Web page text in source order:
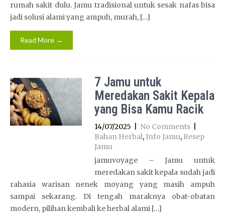
rumah sakit dulu. Jamu tradisional untuk sesak nafas bisa
jadi solusi alami yang ampuh, murah, […]
Read More →
7 Jamu untuk
Meredakan Sakit Kepala
yang Bisa Kamu Racik
14/07/2025 No Comments
Bahan Herbal, Info Jamu, Resep
Jamu
jamuvoyage – Jamu untuk
meredakan sakit kepala sudah jadi
rahasia warisan nenek moyang yang masih ampuh
sampai sekarang. Di tengah maraknya obat-obatan
modern, pilihan kembali ke herbal alami […]